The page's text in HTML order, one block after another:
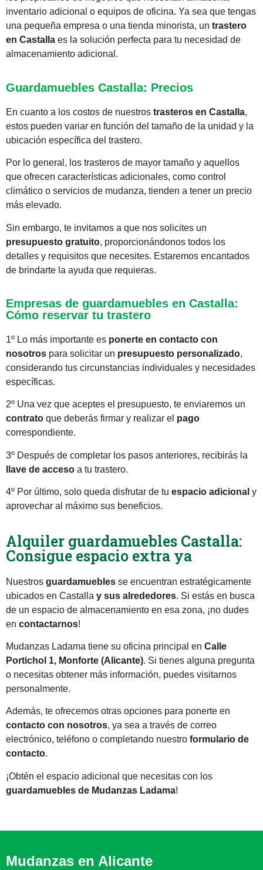
inventario adicional o equipos de oficina. Ya sea que tengas
una pequeña empresa o una tienda minorista, un trastero
en Castalla es la solución perfecta para tu necesidad de
almacenamiento adicional.
Guardamuebles Castalla: Precios
En cuanto a los costos de nuestros trasteros en Castalla,
estos pueden variar en función del tamaño de la unidad y la
ubicación específica del trastero.
Por lo general, los trasteros de mayor tamaño y aquellos
que ofrecen características adicionales, como control
climático o servicios de mudanza, tienden a tener un precio
más elevado.
Sin embargo, te invitamos a que nos solicites un
presupuesto gratuito, proporcionándonos todos los
detalles y requisitos que necesites. Estaremos encantados
de brindarte la ayuda que requieras.
Empresas de guardamuebles en Castalla:
Cómo reservar tu trastero
1º Lo más importante es ponerte en contacto con
nosotros para solicitar un presupuesto personalizado,
considerando tus circunstancias individuales y necesidades
específicas.
2º Una vez que aceptes el presupuesto, te enviaremos un
contrato que deberás firmar y realizar el pago
correspondiente.
3º Después de completar los pasos anteriores, recibirás la
llave de acceso a tu trastero.
4º Por último, solo queda disfrutar de tu espacio adicional y
aprovechar al máximo sus beneficios.
Alquiler guardamuebles Castalla:
Consigue espacio extra ya
Nuestros guardamuebles se encuentran estratégicamente
ubicados en Castalla y sus alrededores. Si estás en busca
de un espacio de almacenamiento en esa zona, ¡no dudes
en contactarnos!
Mudanzas Ladama tiene su oficina principal en Calle
Portichol 1, Monforte (Alicante). Si tienes alguna pregunta
o necesitas obtener más información, puedes visitarnos
personalmente.
Además, te ofrecemos otras opciones para ponerte en
contacto con nosotros, ya sea a través de correo
electrónico, teléfono o completando nuestro formulario de
contacto.
¡Obtén el espacio adicional que necesitas con los
guardamuebles de Mudanzas Ladama!
Mudanzas en Alicante